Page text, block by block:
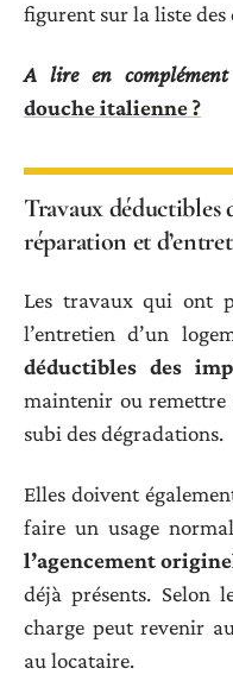
figurent sur la liste des
A lire en
douche italienne ?
Travaux déductibles
réparation et
Les travaux qui ont
l’entretien d’un
déductibles des
maintenir ou
subi des dégradations.
Elles doivent
faire un usage
l’agencement
déjà présents. Selon
charge peut revenir
au locataire.